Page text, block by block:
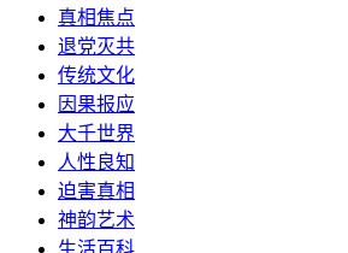
真相焦点
退党灭共
传统文化
因果报应
大千世界
人性良知
迫害真相
神韵艺术
生活百科